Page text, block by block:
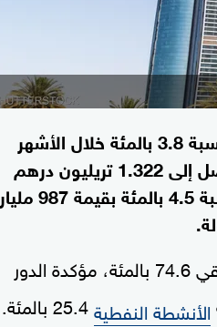
سجل الناتج المحلي الإجمالي الحقيقي لدولة الإمارات نمواً ملحوظا بنسبة 3.8 بالمئة خلال الأشهر
التسعة الأولى من عام 2024، مقارنة بالفترة ذاتها من عام 2023، ليصل إلى 1.322 تريليون درهم
مدفوعا بنمو قوي في القطاعات غير النفطية التي سجلت ارتفاعا بنسبة 4.5 بالمئة بقيمة 987 مليار
الحقيقي 74.6 بالمئة، مؤكدة الدور
الأنشطة النفطية